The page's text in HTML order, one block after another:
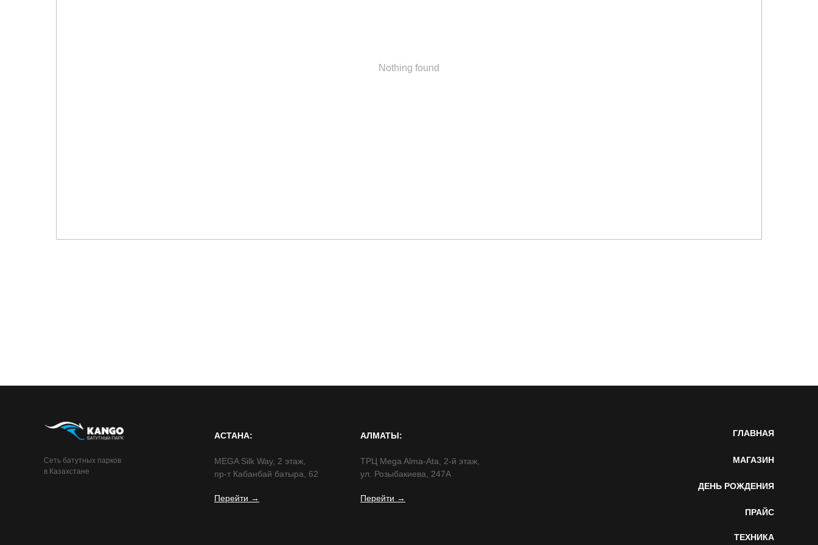
Nothing found
MEGA Silk Way, 2 этаж,
пр-т Кабанбай батыра, 62
ТРЦ Mega Alma-Ata, 2-й этаж,
ул. Розыбакиева, 247А
АЛМАТЫ:
АСТАНА:
Перейти → Перейти →
Сеть батутных парков
в Казахстане
ГЛАВНАЯ
ДЕНЬ РОЖДЕНИЯ
ПРАЙС
ТЕХНИКА
МАГАЗИН